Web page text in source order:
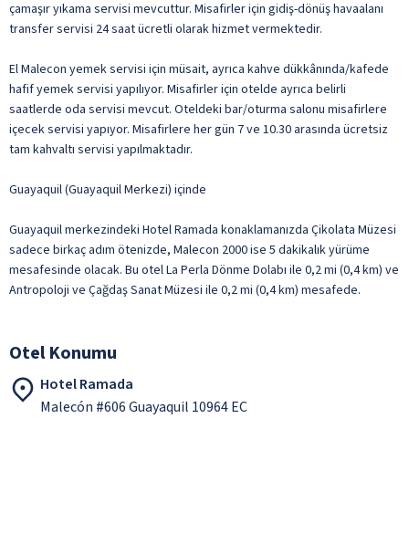
çamaşır yıkama servisi mevcuttur. Misafirler için gidiş-dönüş havaalanı
transfer servisi 24 saat ücretli olarak hizmet vermektedir.
El Malecon yemek servisi için müsait, ayrıca kahve dükkânında/kafede
hafif yemek servisi yapılıyor. Misafirler için otelde ayrıca belirli
saatlerde oda servisi mevcut. Oteldeki bar/oturma salonu misafirlere
içecek servisi yapıyor. Misafirlere her gün 7 ve 10.30 arasında ücretsiz
tam kahvaltı servisi yapılmaktadır.
Guayaquil (Guayaquil Merkezi) içinde
Guayaquil merkezindeki Hotel Ramada konaklamanızda Çikolata Müzesi
sadece birkaç adım ötenizde, Malecon 2000 ise 5 dakikalık yürüme
mesafesinde olacak. Bu otel La Perla Dönme Dolabı ile 0,2 mi (0,4 km) ve
Antropoloji ve Çağdaş Sanat Müzesi ile 0,2 mi (0,4 km) mesafede.
Otel Konumu
Hotel Ramada
Malecón #606 Guayaquil 10964 EC